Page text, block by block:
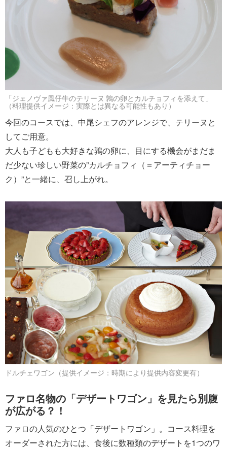
「ジェノヴァ風仔牛のテリーヌ 鶉の卵とカルチョフィを添えて」
（料理提供イメージ：実際とは異なる可能性もあり）
今回のコースでは、中尾シェフのアレンジで、テリーヌと
してご用意。
大人も子どもも大好きな鶉の卵に、目にする機会がまだま
だ少ない珍しい野菜の”カルチョフィ（＝アーティチョー
ク）”と一緒に、召し上がれ。
ドルチェワゴン（提供イメージ：時期により提供内容変更有）
ファロ名物の「デザートワゴン」を見たら別腹
が広がる？！
ファロの人気のひとつ「デザートワゴン」。コース料理を
オーダーされた方には、食後に数種類のデザートを1つのワ